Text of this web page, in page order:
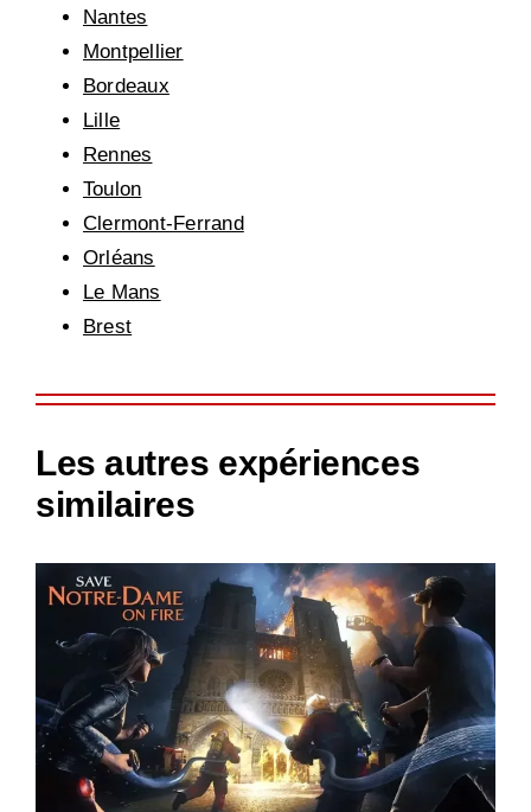
Nantes
Montpellier
Bordeaux
Lille
Rennes
Toulon
Clermont-Ferrand
Orléans
Le Mans
Brest
Les autres expériences
similaires